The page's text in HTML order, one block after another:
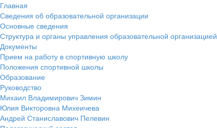
Главная
Сведения об образовательной организации
Основные сведения
Структура и органы управления образовательной организацией
Документы
Прием на работу в спортивную школу
Положения спортивной школы
Образование
Руководство
Михаил Владимирович Зимин
Юлия Викторовна Михеичева
Андрей Станиславович Пелевин